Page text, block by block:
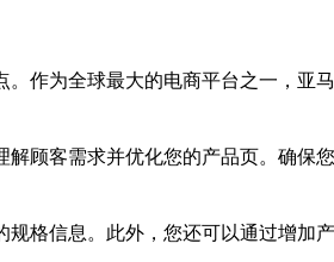
作为全球最大的电商平台之一，亚
顾客需求并优化您的产品页。确保
格信息。此外，您还可以通过增加